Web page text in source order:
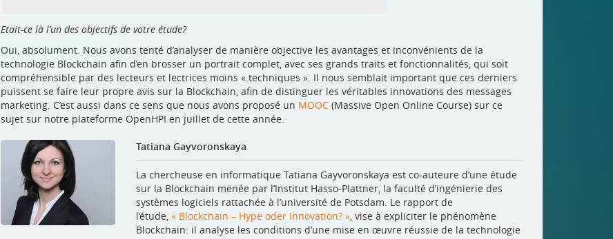
Etait-ce là l’un des objectifs de votre étude?
Oui, absolument. Nous avons tenté d’analyser de manière objective les avantages et inconvénients de la
technologie Blockchain afin d’en brosser un portrait complet, avec ses grands traits et fonctionnalités, qui soit
compréhensible par des lecteurs et lectrices moins « techniques ». Il nous semblait important que ces derniers
puissent se faire leur propre avis sur la Blockchain, afin de distinguer les véritables innovations des messages
marketing. C’est aussi dans ce sens que nous avons proposé un MOOC (Massive Open Online Course) sur ce
sujet sur notre plateforme OpenHPI en juillet de cette année.
Tatiana Gayvoronskaya
La chercheuse en informatique Tatiana Gayvoronskaya est co-auteure d’une étude
sur la Blockchain menée par l’Institut Hasso-Plattner, la faculté d’ingénierie des
systèmes logiciels rattachée à l’université de Potsdam. Le rapport de
l’étude, « Blockchain – Hype oder Innovation? » , vise à expliciter le phénomène
Blockchain: il analyse les conditions d’une mise en œuvre réussie de la technologie